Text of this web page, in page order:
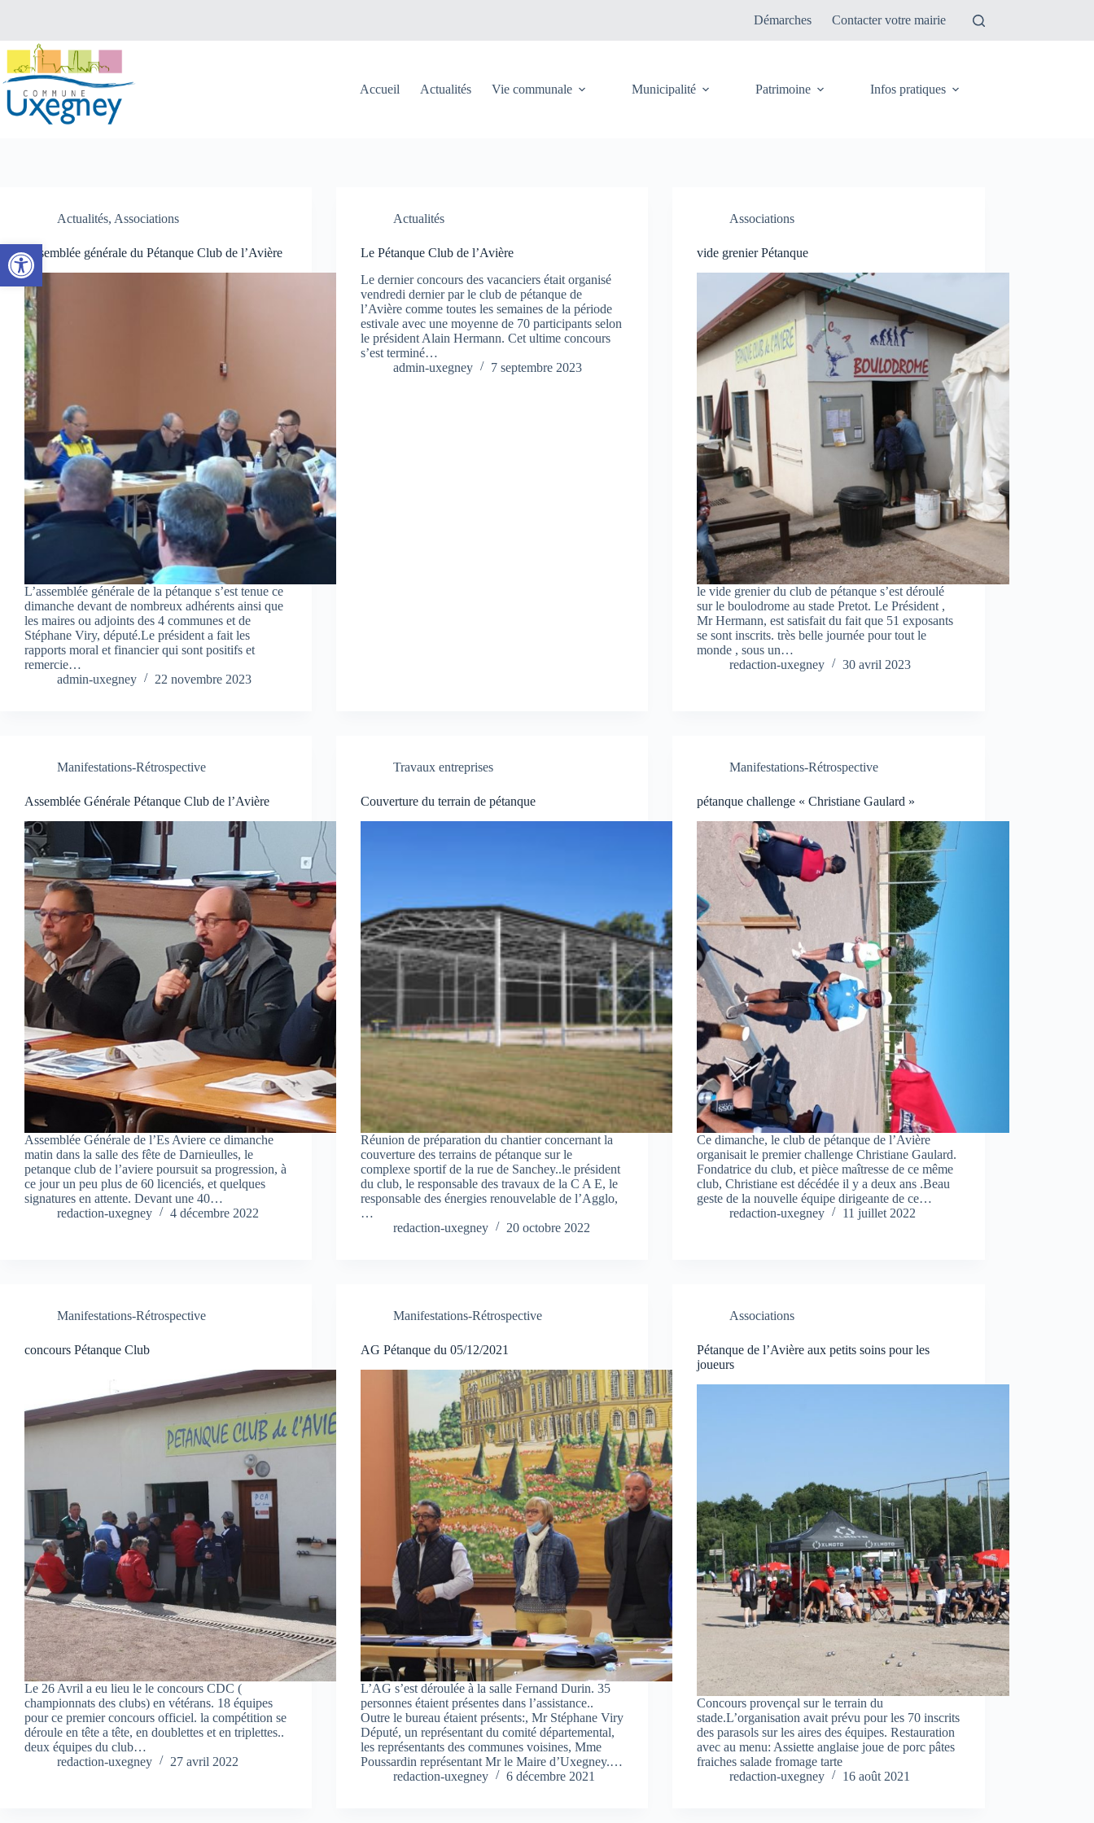
Ouvrir la barre d’outils
Démarches Contacter votre mairie
Accueil Actualités Vie communale Municipalité Patrimoine Infos pratiques
Actualités, Associations
Assemblée générale du Pétanque Club de l’Avière
L’assemblée générale de la pétanque s’est tenue ce
dimanche devant de nombreux adhérents ainsi que
les maires ou adjoints des 4 communes et de
Stéphane Viry, député.Le président a fait les
rapports moral et financier qui sont positifs et
remercie…
admin-uxegney
22 novembre 2023
Actualités
Le Pétanque Club de l’Avière
Le dernier concours des vacanciers était organisé
vendredi dernier par le club de pétanque de
l’Avière comme toutes les semaines de la période
estivale avec une moyenne de 70 participants selon
le président Alain Hermann. Cet ultime concours
s’est terminé…
admin-uxegney
7 septembre 2023
Associations
vide grenier Pétanque
le vide grenier du club de pétanque s’est déroulé
sur le boulodrome au stade Pretot. Le Président ,
Mr Hermann, est satisfait du fait que 51 exposants
se sont inscrits. très belle journée pour tout le
monde , sous un…
redaction-uxegney
30 avril 2023
Manifestations-Rétrospective
Assemblée Générale Pétanque Club de l’Avière
Assemblée Générale de l’Es Aviere ce dimanche
matin dans la salle des fête de Darnieulles, le
petanque club de l’aviere poursuit sa progression, à
ce jour un peu plus de 60 licenciés, et quelques
signatures en attente. Devant une 40…
redaction-uxegney
4 décembre 2022
Travaux entreprises
Couverture du terrain de pétanque
Réunion de préparation du chantier concernant la
couverture des terrains de pétanque sur le
complexe sportif de la rue de Sanchey..le président
du club, le responsable des travaux de la C A E, le
responsable des énergies renouvelable de l’Agglo,
…
redaction-uxegney
20 octobre 2022
Manifestations-Rétrospective
pétanque challenge « Christiane Gaulard »
Ce dimanche, le club de pétanque de l’Avière
organisait le premier challenge Christiane Gaulard.
Fondatrice du club, et pièce maîtresse de ce même
club, Christiane est décédée il y a deux ans .Beau
geste de la nouvelle équipe dirigeante de ce…
redaction-uxegney
11 juillet 2022
Manifestations-Rétrospective
concours Pétanque Club
Le 26 Avril a eu lieu le le concours CDC (
championnats des clubs) en vétérans. 18 équipes
pour ce premier concours officiel. la compétition se
déroule en tête a tête, en doublettes et en triplettes..
deux équipes du club…
redaction-uxegney
27 avril 2022
Manifestations-Rétrospective
AG Pétanque du 05/12/2021
L’AG s’est déroulée à la salle Fernand Durin. 35
personnes étaient présentes dans l’assistance..
Outre le bureau étaient présents:, Mr Stéphane Viry
Député, un représentant du comité départemental,
les représentants des communes voisines, Mme
Poussardin représentant Mr le Maire d’Uxegney.…
redaction-uxegney
6 décembre 2021
Associations
Pétanque de l’Avière aux petits soins pour les
joueurs
Concours provençal sur le terrain du
stade.L’organisation avait prévu pour les 70 inscrits
des parasols sur les aires des équipes. Restauration
avec au menu: Assiette anglaise joue de porc pâtes
fraiches salade fromage tarte
redaction-uxegney
16 août 2021